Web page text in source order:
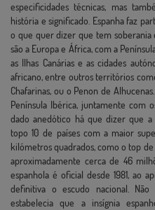
especificidades técnicas, mas
história e significado. Espanha faz
o que quer dizer que tem soberania
são a Europa e África, com a
as Ilhas Canárias e as cidades
africano, entre outros territórios
Chafarinas, ou o Penon de
Península Ibérica, juntamente com
dado anedótico há que dizer que
topo 10 de países com a maior
kilómetros quadrados, como o top
aproximadamente cerca de 46
espanhola é oficial desde 1981, ao
definitiva o escudo nacional.
estabelecia que a insígnia